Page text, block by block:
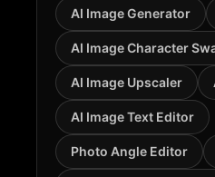
AI Image Generator
AI Image Character
AI Image Upscaler
AI Image Text Editor
Photo Angle Editor